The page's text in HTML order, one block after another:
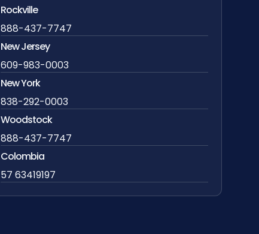
Rockville
888-437-7747
New Jersey
609-983-0003
New York
838-292-0003
Woodstock
888-437-7747
Colombia
57 63419197